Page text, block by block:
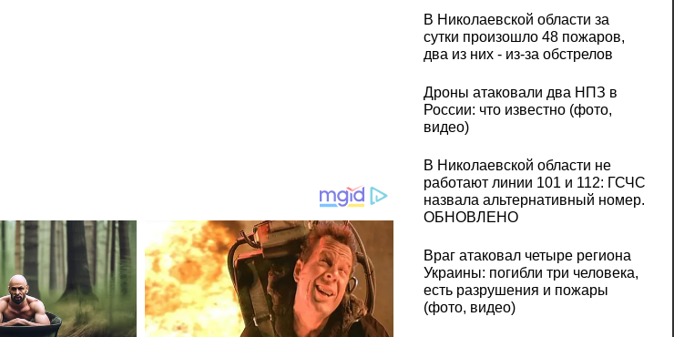
В Николаевской области за
сутки произошло 48 пожаров,
два из них - из-за обстрелов
Дроны атаковали два НПЗ в
России: что известно (фото,
видео)
В Николаевской области не
работают линии 101 и 112: ГСЧС
назвала альтернативный номер.
ОБНОВЛЕНО
Враг атаковал четыре региона
Украины: погибли три человека,
есть разрушения и пожары
(фото, видео)